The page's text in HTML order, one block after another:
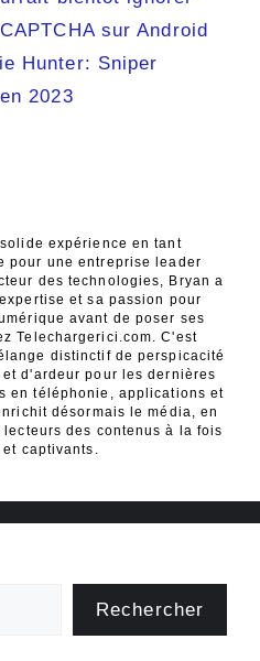
sur Android
Hunter: Sniper
2023
expérience en tant
pour une entreprise leader
des technologies, Bryan a
et sa passion pour
avant de poser ses
Telechargerici.com. C'est
distinctif de perspicacité
d'ardeur pour les dernières
en téléphonie, applications et
désormais le média, en
lecteurs des contenus à la fois
captivants.
Rechercher